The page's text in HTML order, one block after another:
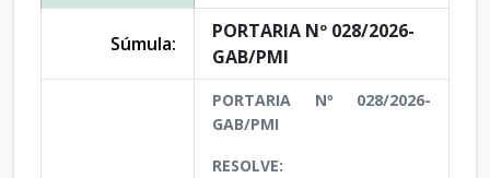
Súmula:
PORTARIA Nº 028/2026-
GAB/PMI
PORTARIA Nº 028/2026-
GAB/PMI
RESOLVE: